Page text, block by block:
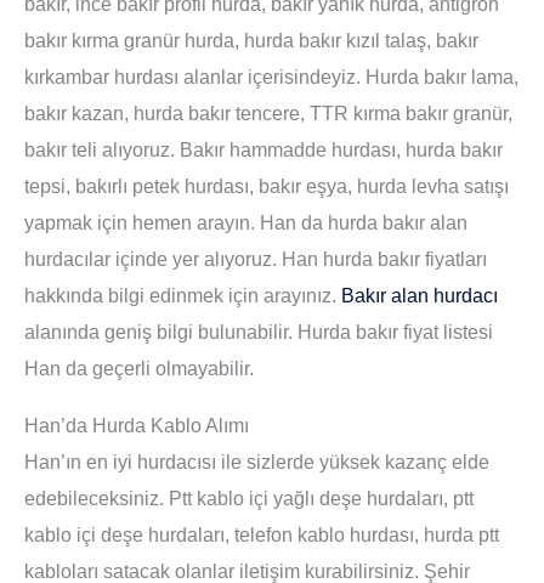
bakır kırma granür hurda, hurda bakır kızıl talaş, bakır
kırkambar hurdası alanlar içerisindeyiz. Hurda bakır lama,
bakır kazan, hurda bakır tencere, TTR kırma bakır granür,
bakır teli alıyoruz. Bakır hammadde hurdası, hurda bakır
tepsi, bakırlı petek hurdası, bakır eşya, hurda levha satışı
yapmak için hemen arayın. Han da hurda bakır alan
hurdacılar içinde yer alıyoruz. Han hurda bakır fiyatları
hakkında bilgi edinmek için arayınız. Bakır alan hurdacı
alanında geniş bilgi bulunabilir. Hurda bakır fiyat listesi
Han da geçerli olmayabilir.
Han’da Hurda Kablo Alımı
Han’ın en iyi hurdacısı ile sizlerde yüksek kazanç elde
edebileceksiniz. Ptt kablo içi yağlı deşe hurdaları, ptt
kablo içi deşe hurdaları, telefon kablo hurdası, hurda ptt
kabloları satacak olanlar iletişim kurabilirsiniz. Şehir